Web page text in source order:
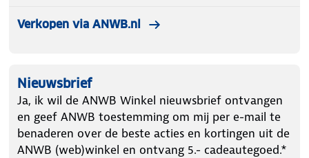
Verkopen via ANWB.nl
Nieuwsbrief
Ja, ik wil de ANWB Winkel nieuwsbrief ontvangen
en geef ANWB toestemming om mij per e-mail te
benaderen over de beste acties en kortingen uit de
ANWB (web)winkel en ontvang 5.- cadeautegoed.*